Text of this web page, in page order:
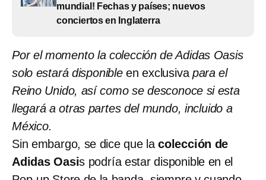
mundial! Fechas y países; nuevos
conciertos en Inglaterra
Por el momento la colección de Adidas Oasis
solo estará disponibleen exclusivapara el
Reino Unido, así como se desconoce si esta
llegará a otras partes del mundo, incluido a
México.
Sin embargo, se dice que lacolección de
Adidas Oasis podría estar disponible en el